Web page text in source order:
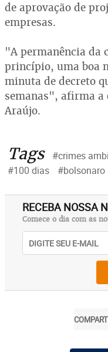
de aprovação de
empresas.
"A permanência da
princípio, uma boa
minuta de decreto
semanas", afirma a
Araújo.
Tags #crimes
#100 dias
#bolsonaro
RECEBA NOSSA
Comece o dia com as